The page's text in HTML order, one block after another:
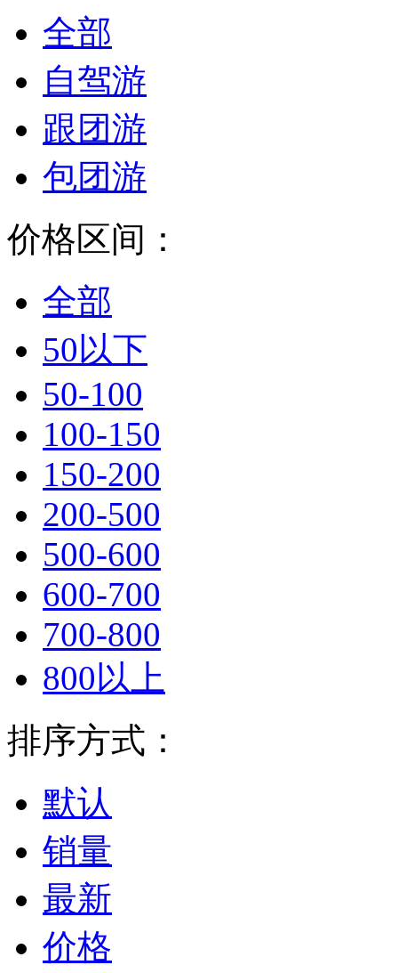
全部
自驾游
跟团游
包团游
价格区间：
全部
50以下
50-100
100-150
150-200
200-500
500-600
600-700
700-800
800以上
排序方式：
默认
销量
最新
价格